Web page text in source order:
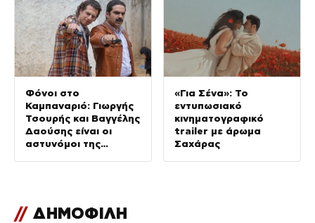
Φόνοι στο
Καμπαναριό: Γιωργής
Τσουρής και Βαγγέλης
Δαούσης είναι οι
αστυνόμοι της
«Για Σένα»: Το
εντυπωσιακό
κινηματογραφικό
trailer με άρωμα
Σαχάρας
// ΔΗΜΟΦΙΛΗ